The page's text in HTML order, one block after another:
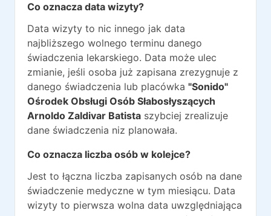
Co oznacza data wizyty?
Data wizyty to nic innego jak data
najbliższego wolnego terminu danego
świadczenia lekarskiego. Data może ulec
zmianie, jeśli osoba już zapisana zrezygnuje z
danego świadczenia lub placówka "Sonido"
Ośrodek Obsługi Osób Słabosłyszących
Arnoldo Zaldivar Batista szybciej zrealizuje
dane świadczenia niz planowała.
Co oznacza liczba osób w kolejce?
Jest to łączna liczba zapisanych osób na dane
świadczenie medyczne w tym miesiącu. Data
wizyty to pierwsza wolna data uwzględniająca